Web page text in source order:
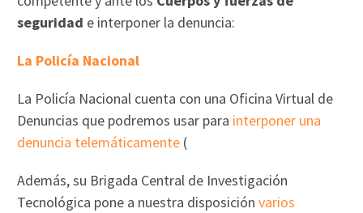
seguridad e interponer la denuncia:
La Policía Nacional
La Policía Nacional cuenta con una Oficina Virtual de
Denuncias que podremos usar para interponer una
denuncia telemáticamente (
Además, su Brigada Central de Investigación
Tecnológica pone a nuestra disposiciónvarios